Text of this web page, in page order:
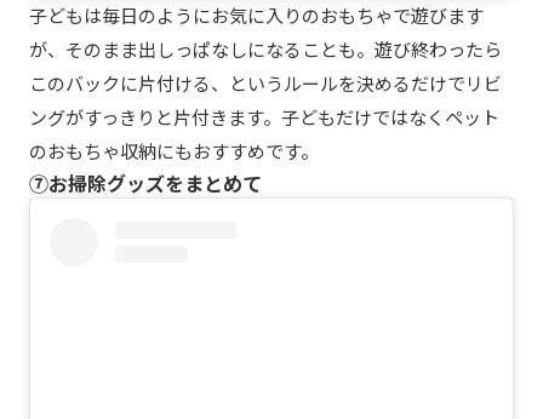
子どもは毎日のようにお気に入りのおもちゃで遊びます
が、そのまま出しっぱなしになることも。遊び終わったら
このバックに片付ける、というルールを決めるだけでリビ
ングがすっきりと片付きます。子どもだけではなくペット
のおもちゃ収納にもおすすめです。
⑦お掃除グッズをまとめて